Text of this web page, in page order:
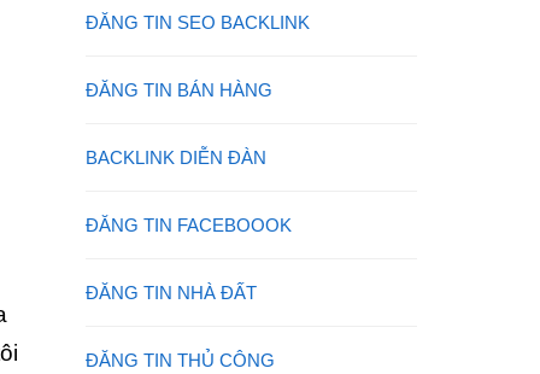
ĐĂNG TIN SEO BACKLINK
ĐĂNG TIN BÁN HÀNG
BACKLINK DIỄN ĐÀN
ĐĂNG TIN FACEBOOOK
ĐĂNG TIN NHÀ ĐẤT
ĐĂNG TIN THỦ CÔNG